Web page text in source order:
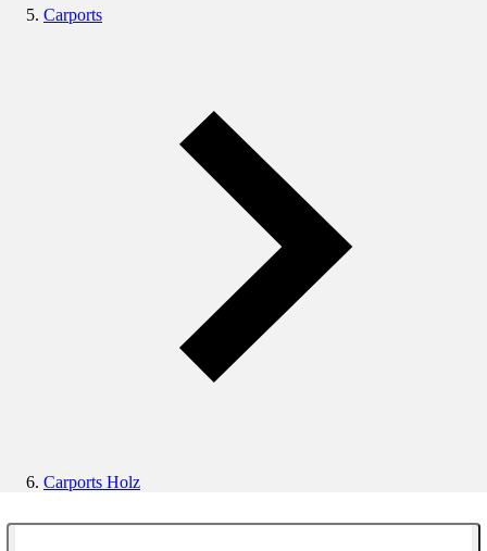
Carports
Carports Holz